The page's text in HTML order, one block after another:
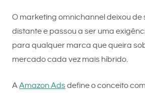
O marketing omnichannel deixou de
distante e passou a ser uma
para qualquer marca que queira
mercado cada vez mais híbrido.
AAmazon Adsdefine o conceito